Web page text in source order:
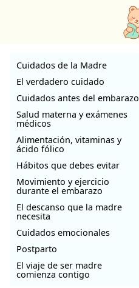
Cuidados de la Madre
El verdadero cuidado
Cuidados antes del embarazo
Salud materna y exámenes
médicos
Alimentación, vitaminas y
ácido fólico
Hábitos que debes evitar
Movimiento y ejercicio
durante el embarazo
El descanso que la madre
necesita
Cuidados emocionales
Postparto
El viaje de ser madre
comienza contigo